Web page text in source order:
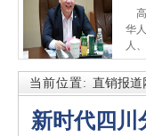
高
华
人
当前位置: 直销报道
新时代四川